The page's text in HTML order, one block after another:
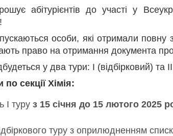
абітурієнтів до участі у
особи, які отримали повну
право на отримання документа
у два тури: І (відбірковий) та
секції Хімія:
І туруз 15 січня до 15 лютого 2025
туру з оприлюдненням